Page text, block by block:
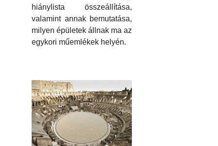
hiánylista összeállítása,
valamint annak bemutatása,
milyen épületek állnak ma az
egykori műemlékek helyén.